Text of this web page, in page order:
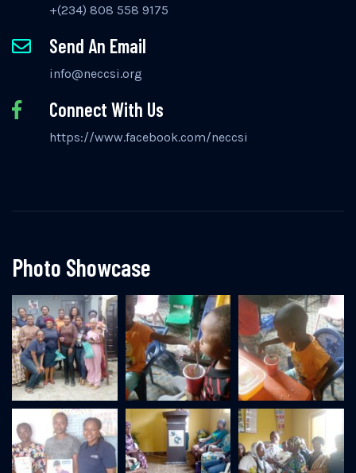
+(234) 808 558 9175
Send An Email
info@neccsi.org
Connect With Us
https://www.facebook.com/neccsi
Photo Showcase